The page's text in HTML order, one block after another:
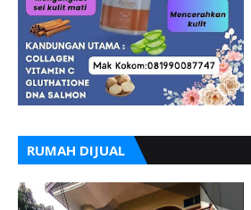
RUMAH DIJUAL